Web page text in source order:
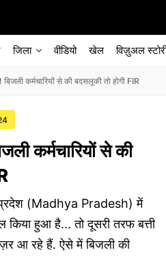
जिला वीडियो खेल विज़ुअल
कर्मचारियों से की बदसलूकी तो होगी FIR
कर्मचारियों से की
(Madhya Pradesh) में
किया हुआ है... तो दूसरी तरफ बत्ती
आ रहे हैं. ऐसे में बिजली की